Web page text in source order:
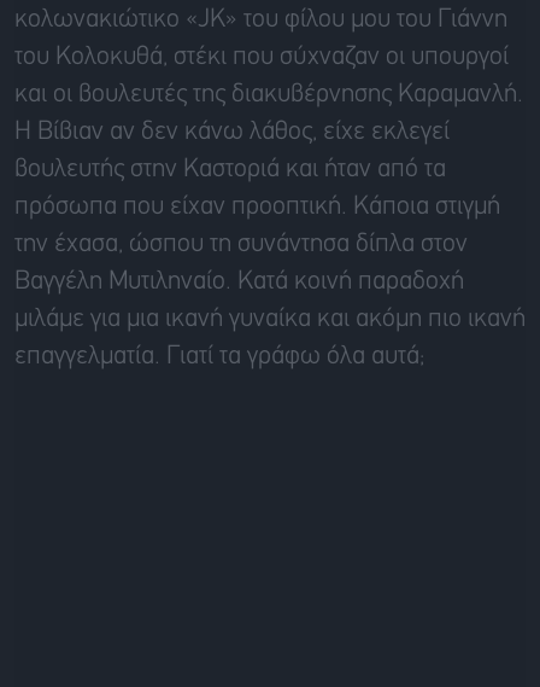
κολωνακιώτικο «JK» του φίλου μου του Γιάννη
του Κολοκυθά, στέκι που σύχναζαν οι υπουργοί
και οι βουλευτές της διακυβέρνησης Καραμανλή.
Η Βίβιαν αν δεν κάνω λάθος, είχε εκλεγεί
βουλευτής στην Καστοριά και ήταν από τα
πρόσωπα που είχαν προοπτική. Κάποια στιγμή
την έχασα, ώσπου τη συνάντησα δίπλα στον
Βαγγέλη Μυτιληναίο. Κατά κοινή παραδοχή
μιλάμε για μια ικανή γυναίκα και ακόμη πιο ικανή
επαγγελματία. Γιατί τα γράφω όλα αυτά;